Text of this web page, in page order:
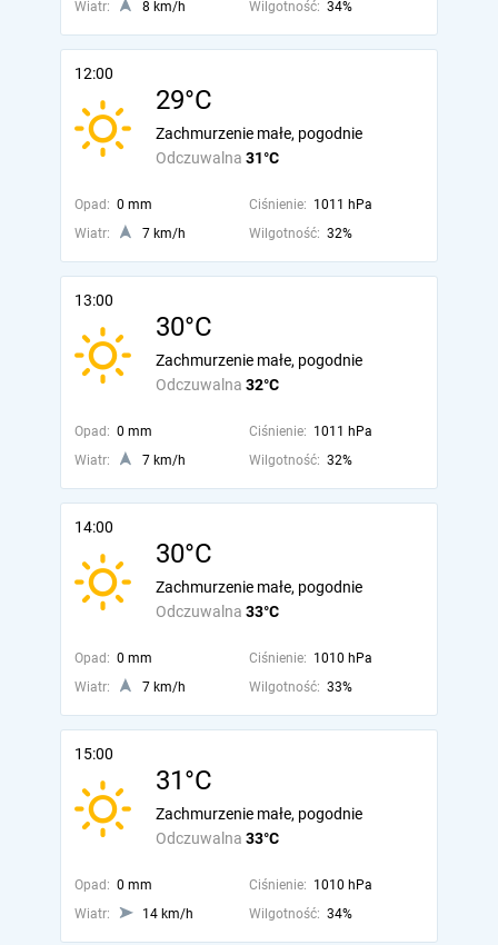
Wiatr:
8 km/h Wilgotność: 34%
12:00
29°C
Odczuwalna 31°C
Zachmurzenie małe, pogodnie
Opad: 0 mm Ciśnienie: 1011 hPa
Wiatr:
7 km/h Wilgotność: 32%
13:00
30°C
Odczuwalna 32°C
Zachmurzenie małe, pogodnie
Opad: 0 mm Ciśnienie: 1011 hPa
Wiatr:
7 km/h Wilgotność: 32%
14:00
30°C
Odczuwalna 33°C
Zachmurzenie małe, pogodnie
Opad: 0 mm Ciśnienie: 1010 hPa
Wiatr:
7 km/h Wilgotność: 33%
15:00
31°C
Odczuwalna 33°C
Zachmurzenie małe, pogodnie
Opad: 0 mm Ciśnienie: 1010 hPa
Wiatr:
14 km/h Wilgotność: 34%